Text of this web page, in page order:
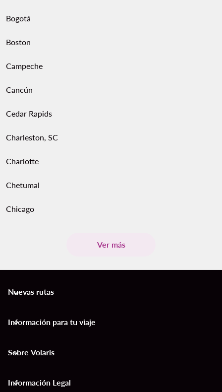
Bogotá
Boston
Campeche
Cancún
Cedar Rapids
Charleston, SC
Charlotte
Chetumal
Chicago
Ver más
Nuevas rutas
keyboard_arrow_down
Información para tu viaje
keyboard_arrow_down
Sobre Volaris
keyboard_arrow_down
Información Legal
keyboard_arrow_down